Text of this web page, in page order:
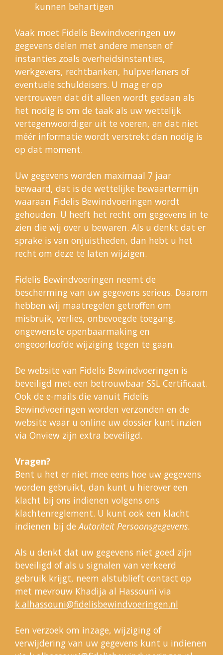
kunnen behartigen
Vaak moet Fidelis Bewindvoeringen uw
gegevens delen met andere mensen of
instanties zoals overheidsinstanties,
werkgevers, rechtbanken, hulpverleners of
eventuele schuldeisers. U mag er op
vertrouwen dat dit alleen wordt gedaan als
het nodig is om de taak als uw wettelijk
vertegenwoordiger uit te voeren, en dat niet
méér informatie wordt verstrekt dan nodig is
op dat moment.
Uw gegevens worden maximaal 7 jaar
bewaard, dat is de wettelijke bewaartermijn
waaraan Fidelis Bewindvoeringen wordt
gehouden. U heeft het recht om gegevens in te
zien die wij over u bewaren. Als u denkt dat er
sprake is van onjuistheden, dan hebt u het
recht om deze te laten wijzigen.
Fidelis Bewindvoeringen neemt de
bescherming van uw gegevens serieus. Daarom
hebben wij maatregelen getroffen om
misbruik, verlies, onbevoegde toegang,
ongewenste openbaarmaking en
ongeoorloofde wijziging tegen te gaan.
De website van Fidelis Bewindvoeringen is
beveiligd met een betrouwbaar SSL Certificaat.
Ook de e-mails die vanuit Fidelis
Bewindvoeringen worden verzonden en de
website waar u online uw dossier kunt inzien
via Onview zijn extra beveiligd.
Vragen?
Bent u het er niet mee eens hoe uw gegevens
worden gebruikt, dan kunt u hierover een
klacht bij ons indienen volgens ons
klachtenreglement. U kunt ook een klacht
indienen bij deAutoriteit Persoonsgegevens.
Als u denkt dat uw gegevens niet goed zijn
beveiligd of als u signalen van verkeerd
gebruik krijgt, neem alstublieft contact op
met mevrouw Khadija al Hassouni via
k.alhassouni@fidelisbewindvoeringen.nl
Een verzoek om inzage, wijziging of
verwijdering van uw gegevens kunt u indienen